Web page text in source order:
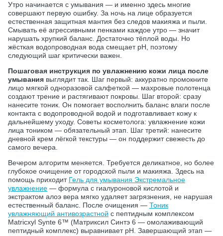
Утро начинается с умывания — и именно здесь многие
совершают первую ошибку. За ночь на лице образуется
естественная защитная мантия без следов макияжа и пыли.
Смывать её агрессивными пенками каждое утро — значит
нарушать хрупкий баланс. Достаточно тёплой воды. Но
жёсткая водопроводная вода смещает pH, поэтому
следующий шаг критически важен.
Пошаговая инструкция по увлажнению кожи лица после
умывания выглядит так. Шаг первый: аккуратно промокните
лицо мягкой одноразовой салфеткой — махровые полотенца
создают трение и растягивают покровы. Шаг второй: сразу
нанесите тоник. Он помогает восполнить баланс влаги после
контакта с водопроводной водой и подготавливает кожу к
дальнейшему уходу. Советы косметолога: увлажнение кожи
лица тоником — обязательный этап. Шаг третий: нанесите
дневной крем лёгкой текстуры — он поддержит свежесть до
самого вечера.
Вечером алгоритм меняется. Требуется деликатное, но более
глубокое очищение от городской пыли и макияжа. Здесь на
помощь приходит Гель для умывания Экстремальное
увлажнение — формула с гиалуроновой кислотой и
экстрактом алоэ вера мягко удаляет загрязнения, не нарушая
естественный баланс. После очищения — Тоник
увлажняющий антивозрастной с пептидным комплексом
Matricxyl Synte 6™ (Матриксил Синтэ 6 — омолаживающий
пептидный комплекс) выравнивает pH. Завершающий этап —